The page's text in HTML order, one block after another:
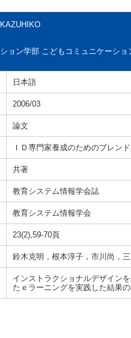
ョン学部 こどもコミュニケーショ
日本語
2006/03
論文
ＩＤ専門家養成のためのブレン
共著
教育システム情報学会誌
教育システム情報学会
23(2),59-70頁
鈴木克明，根本淳子，市川尚，
インストラクショナルデザイン
たｅラーニングを実践した結果